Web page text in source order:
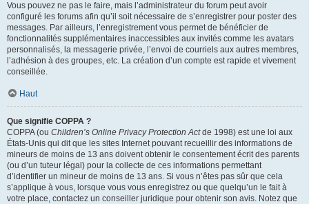
Vous pouvez ne pas le faire, mais l’administrateur du forum peut avoir
configuré les forums afin qu’il soit nécessaire de s’enregistrer pour poster des
messages. Par ailleurs, l’enregistrement vous permet de bénéficier de
fonctionnalités supplémentaires inaccessibles aux invités comme les avatars
personnalisés, la messagerie privée, l’envoi de courriels aux autres membres,
l’adhésion à des groupes, etc. La création d’un compte est rapide et vivement
conseillée.
Haut
Que signifie COPPA ?
COPPA (ou Children’s Online Privacy Protection Actde 1998) est une loi aux
États-Unis qui dit que les sites Internet pouvant recueillir des informations de
mineurs de moins de 13 ans doivent obtenir le consentement écrit des parents
(ou d’un tuteur légal) pour la collecte de ces informations permettant
d’identifier un mineur de moins de 13 ans. Si vous n’êtes pas sûr que cela
s’applique à vous, lorsque vous vous enregistrez ou que quelqu’un le fait à
votre place, contactez un conseiller juridique pour obtenir son avis. Notez que